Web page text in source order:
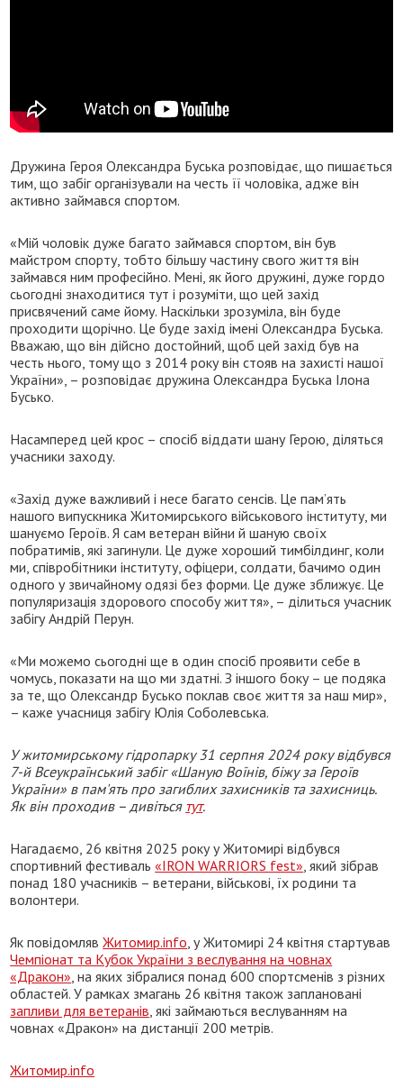
Дружина Героя Олександра Буська розповідає, що пишається
тим, що забіг організували на честь її чоловіка, адже він
активно займався спортом.
«Мій чоловік дуже багато займався спортом, він був
майстром спорту, тобто більшу частину свого життя він
займався ним професійно. Мені, як його дружині, дуже гордо
сьогодні знаходитися тут і розуміти, що цей захід
присвячений саме йому. Наскільки зрозуміла, він буде
проходити щорічно. Це буде захід імені Олександра Буська.
Вважаю, що він дійсно достойний, щоб цей захід був на
честь нього, тому що з 2014 року він стояв на захисті нашої
України», – розповідає дружина Олександра Буська Ілона
Бусько.
Насамперед цей крос – спосіб віддати шану Герою, діляться
учасники заходу.
«Захід дуже важливий і несе багато сенсів. Це пам’ять
нашого випускника Житомирського військового інституту, ми
шануємо Героїв. Я сам ветеран війни й шаную своїх
побратимів, які загинули. Це дуже хороший тимбілдинг, коли
ми, співробітники інституту, офіцери, солдати, бачимо один
одного у звичайному одязі без форми. Це дуже зближує. Це
популяризація здорового способу життя», – ділиться учасник
забігу Андрій Перун.
«Ми можемо сьогодні ще в один спосіб проявити себе в
чомусь, показати на що ми здатні. З іншого боку – це подяка
за те, що Олександр Бусько поклав своє життя за наш мир»,
– каже учасниця забігу Юлія Соболевська.
У житомирському гідропарку 31 серпня 2024 року відбувся
7-й Всеукраїнський забіг «Шаную Воїнів, біжу за Героїв
України» в пам'ять про загиблих захисників та захисниць.
Як він проходив – дивіться тут.
Нагадаємо, 26 квітня 2025 року у Житомирі відбувся
спортивний фестиваль«IRON WARRIORS fest» , який зібрав
понад 180 учасників – ветерани, військові, їх родини та
волонтери.
Як повідомлявЖитомир.info , у Житомирі 24 квітня стартував
Чемпіонат та Кубок України з веслування на човнах
«Дракон» , на яких зібралися понад 600 спортсменів з різних
областей. У рамках змагань 26 квітня також заплановані
запливи для ветеранів , які займаються веслуванням на
човнах «Дракон» на дистанції 200 метрів.
Житомир.info